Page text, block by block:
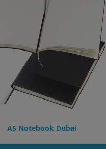
A5 Notebook Dubai